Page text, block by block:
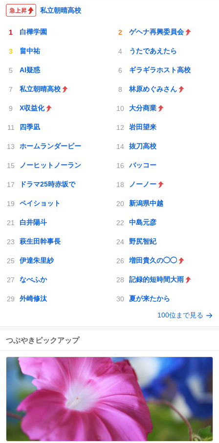
私立朝晴高校
白樺学園 ゲヘナ再興委員会
畠中祐 うたであえたら
AI疑惑 ギラギラホスト高校
私立朝晴高校 林原めぐみさん
X収益化 大分商業
四季凪 岩田望来
ホームランダービー 抜刀高校
ノーヒットノーラン バッコー
ドラマ25時赤坂で ノーノー
ペイショット 新潟県中越
白井陽斗 中島元彦
萩生田幹事長 野尻智紀
伊達朱里紗 増田貴久の◯◯
なべふか 記録的短時間大雨
外崎修汰 夏が来たから
100位まで見る
つぶやきピックアップ